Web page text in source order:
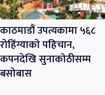
काठमाडौं उपत्यकामा ५६८
रोहिंग्याको पहिचान,
कपनदेखि सुनाकोठीसम्म
बसोबास